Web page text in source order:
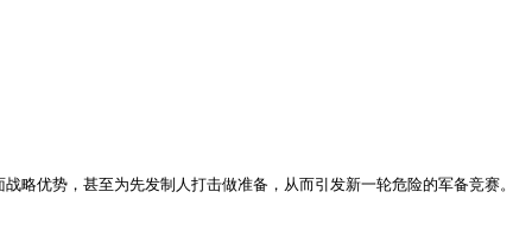
略优势，甚至为先发制人打击做准备，从而引发新一轮危险的军备竞赛。